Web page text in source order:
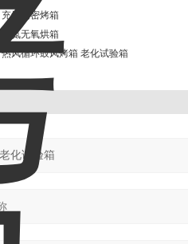
充氮精密烤箱
充氮无氧烘箱
热风循环鼓风烤箱 老化试验箱